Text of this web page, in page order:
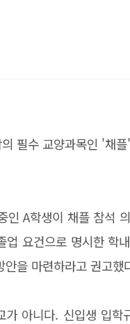
필수 교양과목인 '채
인 A학생이 채플 참석
요건으로 명시한 학
을 마련하라고 권고했
아니다. 신입생 입학